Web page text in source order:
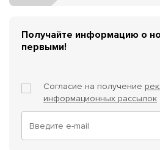
Получайте информацию о
первыми!
Согласие на получение
информационных рассылок